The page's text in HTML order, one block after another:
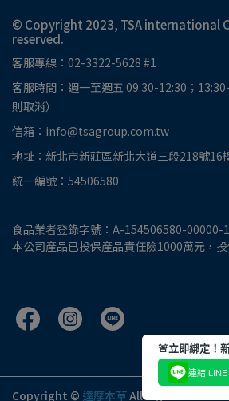
© Copyright 2023, TSA international
reserved.
客服專線：02-3322-5628 #1
客服時間：週一至週五 09:30-12:30；
則取消）
信箱：info@tsagroup.com.tw
地址：新北市新莊區新北大道三段218號16
統一編號：54506580
食品業者登錄字號：A-154506580-00000-1
本公司產品已投保產品責任險1000萬元，
Copyright © 達摩本草All Rights Reserved.
連結